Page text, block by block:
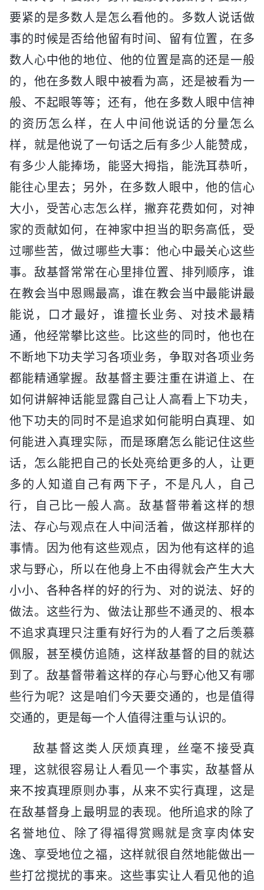
要紧的是多数人是怎么看他的。多数人说话做
事的时候是否给他留有时间、留有位置，在多
数人心中他的地位、他的位置是高的还是一般
的，他在多数人眼中被看为高，还是被看为一
般、不起眼等等；还有，他在多数人眼中信神
的资历怎么样，在人中间他说话的分量怎么
样，就是他说了一句话之后有多少人能赞成，
有多少人能捧场，能竖大拇指，能洗耳恭听，
能往心里去；另外，在多数人眼中，他的信心
大小，受苦心志怎么样，撇弃花费如何，对神
家的贡献如何，在神家中担当的职务高低，受
过哪些苦，做过哪些大事：他心中最关心这些
事。敌基督常常在心里排位置、排列顺序，谁
在教会当中恩赐最高，谁在教会当中最能讲最
能说，口才最好，谁擅长业务、对技术最精
通，他经常攀比这些。比这些的同时，他也在
不断地下功夫学习各项业务，争取对各项业务
都能精通掌握。敌基督主要注重在讲道上、在
如何讲解神话能显露自己让人高看上下功夫，
他下功夫的同时不是追求如何能明白真理、如
何能进入真理实际，而是琢磨怎么能记住这些
话，怎么能把自己的长处亮给更多的人，让更
多的人知道自己有两下子，不是凡人，自己
行，自己比一般人高。敌基督带着这样的想
法、存心与观点在人中间活着，做这样那样的
事情。因为他有这些观点，因为他有这样的追
求与野心，所以在他身上不由得就会产生大大
小小、各种各样的好的行为、对的说法、好的
做法。这些行为、做法让那些不通灵的、根本
不追求真理只注重有好行为的人看了之后羡慕
佩服，甚至模仿追随，这样敌基督的目的就达
到了。敌基督带着这样的存心与野心他又有哪
些行为呢？这是咱们今天要交通的，也是值得
交通的，更是每一个人值得注重与认识的。
敌基督这类人厌烦真理，丝毫不接受真
理，这就很容易让人看见一个事实，敌基督从
来不按真理原则办事，从来不实行真理，这是
在敌基督身上最明显的表现。他所追求的除了
名誉地位、除了得福得赏赐就是贪享肉体安
逸、享受地位之福，这样就很自然地能做出一
些打岔搅扰的事来。这些事实让人看见他的追